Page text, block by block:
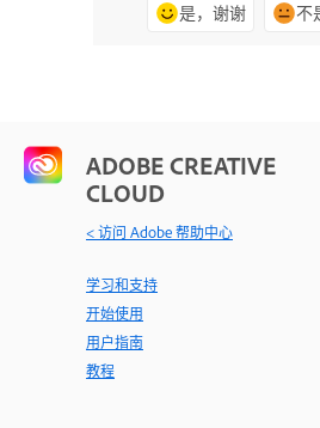
是，谢谢 不
ADOBE CREATIVE
CLOUD
< 访问 Adobe 帮助中心
学习和支持
开始使用
用户指南
教程